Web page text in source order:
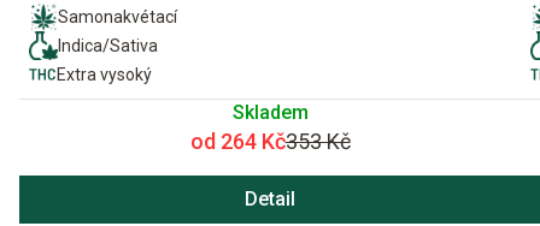
Samonakvétací
Indica/Sativa
Extra vysoký
Skladem
od 264 Kč353 Kč
Detail